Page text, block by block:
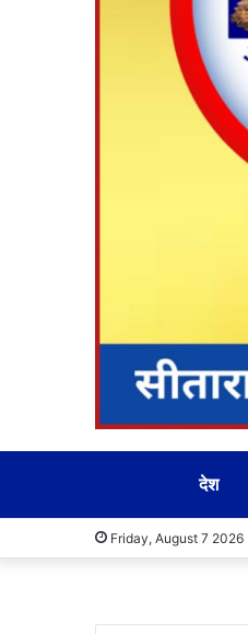
देश
Friday, August 7 2026